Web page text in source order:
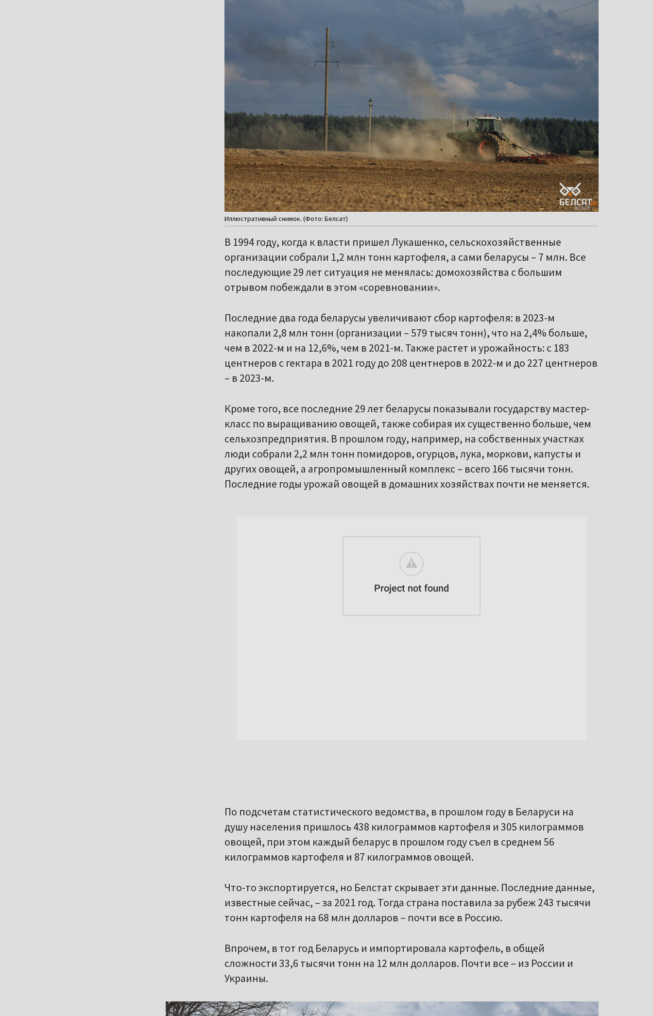
Иллюстративный снимок. (Фото: Белсат)
В 1994 году, когда к власти пришел Лукашенко, сельскохозяйственные
организации собрали 1,2 млн тонн картофеля, а сами беларусы – 7 млн. Все
последующие 29 лет ситуация не менялась: домохозяйства с большим
отрывом побеждали в этом «соревновании».
Последние два года беларусы увеличивают сбор картофеля: в 2023-м
накопали 2,8 млн тонн (организации – 579 тысяч тонн), что на 2,4% больше,
чем в 2022-м и на 12,6%, чем в 2021-м. Также растет и урожайность: с 183
центнеров с гектара в 2021 году до 208 центнеров в 2022-м и до 227 центнеров
– в 2023-м.
Кроме того, все последние 29 лет беларусы показывали государству мастер-
класс по выращиванию овощей, также собирая их существенно больше, чем
сельхозпредприятия. В прошлом году, например, на собственных участках
люди собрали 2,2 млн тонн помидоров, огурцов, лука, моркови, капусты и
других овощей, а агропромышленный комплекс – всего 166 тысячи тонн.
Последние годы урожай овощей в домашних хозяйствах почти не меняется.
По подсчетам статистического ведомства, в прошлом году в Беларуси на
душу населения пришлось 438 килограммов картофеля и 305 килограммов
овощей, при этом каждый беларус в прошлом году съел в среднем 56
килограммов картофеля и 87 килограммов овощей.
Что-то экспортируется, но Белстат скрывает эти данные. Последние данные,
известные сейчас, – за 2021 год. Тогда страна поставила за рубеж 243 тысячи
тонн картофеля на 68 млн долларов – почти все в Россию.
Впрочем, в тот год Беларусь и импортировала картофель, в общей
сложности 33,6 тысячи тонн на 12 млн долларов. Почти все – из России и
Украины.